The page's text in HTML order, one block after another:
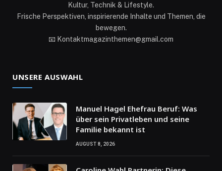
Kultur, Technik & Lifestyle.
Frische Perspektiven, inspirierende Inhalte und Themen, die
bewegen.
📧 Kontaktmagazinthemen@gmail.com
UNSERE AUSWAHL
Manuel Hagel Ehefrau Beruf: Was
über sein Privatleben und seine
Familie bekannt ist
AUGUST 8, 2026